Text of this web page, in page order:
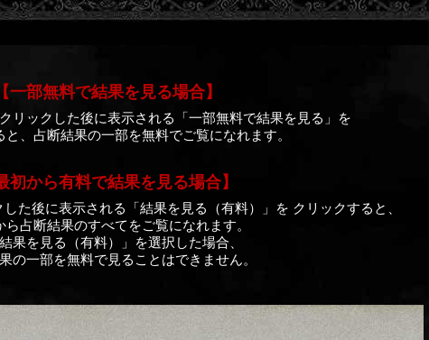
【一部無料で結果を見る場合】
リックした後に表示される「一部無料で結果を見る」を
と、占断結果の一部を無料でご覧になれます。
初から有料で結果を見る場合】
た後に表示される「結果を見る（有料）」を クリックすると、
ら占断結果のすべてをご覧になれます。
果を見る（有料）」を選択した場合、
の一部を無料で見ることはできません。